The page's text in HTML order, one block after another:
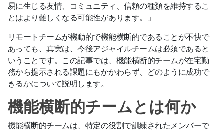
易に生じる友情、コミュニティ、信頼の種類を維持するこ
とはより難しくなる可能性があります。」
リモートチームが機動的で機能横断的であることが不快で
あっても、真実は、今後アジャイルチームは必須であると
いうことです。この記事では、機能横断的チームが在宅勤
務から提示される課題にもかかわらず、どのように成功で
きるかについて説明します。
機能横断的チームとは何か
機能横断的チームは、特定の役割で訓練されたメンバーで